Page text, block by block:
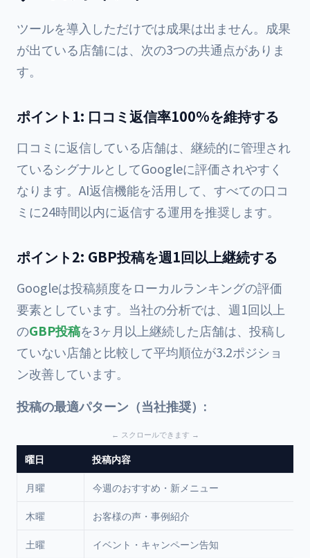
ツールを導入しただけでは成果は出ません。成果
が出ている店舗には、次の3つの共通点がありま
す。
ポイント1: 口コミ返信率100%を維持する
口コミに返信している店舗は、継続的に管理され
ているシグナルとしてGoogleに評価されやすく
なります。AI返信機能を活用して、すべての口コ
ミに24時間以内に返信する運用を推奨します。
ポイント2: GBP投稿を週1回以上継続する
Googleは投稿頻度をローカルランキングの評価
要素としています。当社の分析では、週1回以上
のGBP投稿を3ヶ月以上継続した店舗は、投稿し
ていない店舗と比較して平均順位が3.2ポジショ
ン改善しています。
投稿の最適パターン（当社推奨）:
曜日 投稿内容
月曜 今週のおすすめ・新メニュー
木曜 お客様の声・事例紹介
土曜 イベント・キャンペーン告知